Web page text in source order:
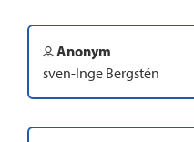
Anonym
sven-Inge Bergstén